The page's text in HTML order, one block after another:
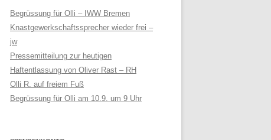
Begrüssung für Olli – IWW Bremen
Knastgewerkschaftssprecher wieder frei –
jw
Pressemitteilung zur heutigen
Haftentlassung von Oliver Rast – RH
Olli R. auf freiem Fuß
Begrüssung für Olli am 10.9. um 9 Uhr